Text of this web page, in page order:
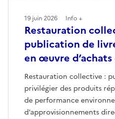
Restauration
publication de
en œuvre
Restauration collective :
privilégier des produits
de performance
d’approvisionnements
19 juin 2026 Info +